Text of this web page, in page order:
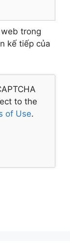
trong
kế tiếp của
to the
of Use.